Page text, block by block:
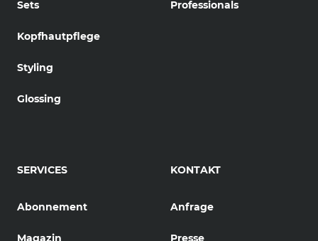
Sets
Kopfhautpflege
Styling
Glossing
Professionals
SERVICES
Abonnement
Magazin
KONTAKT
Anfrage
Presse